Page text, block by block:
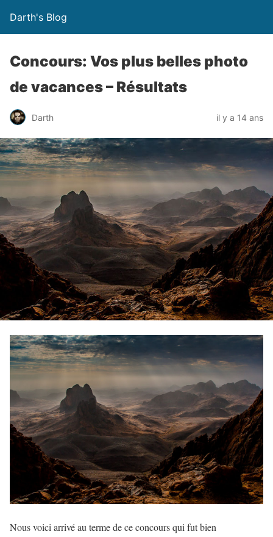
Darth's Blog
Concours: Vos plus belles photo
de vacances – Résultats
Darth il y a 14 ans
Nous voici arrivé au terme de ce concours qui fut bien